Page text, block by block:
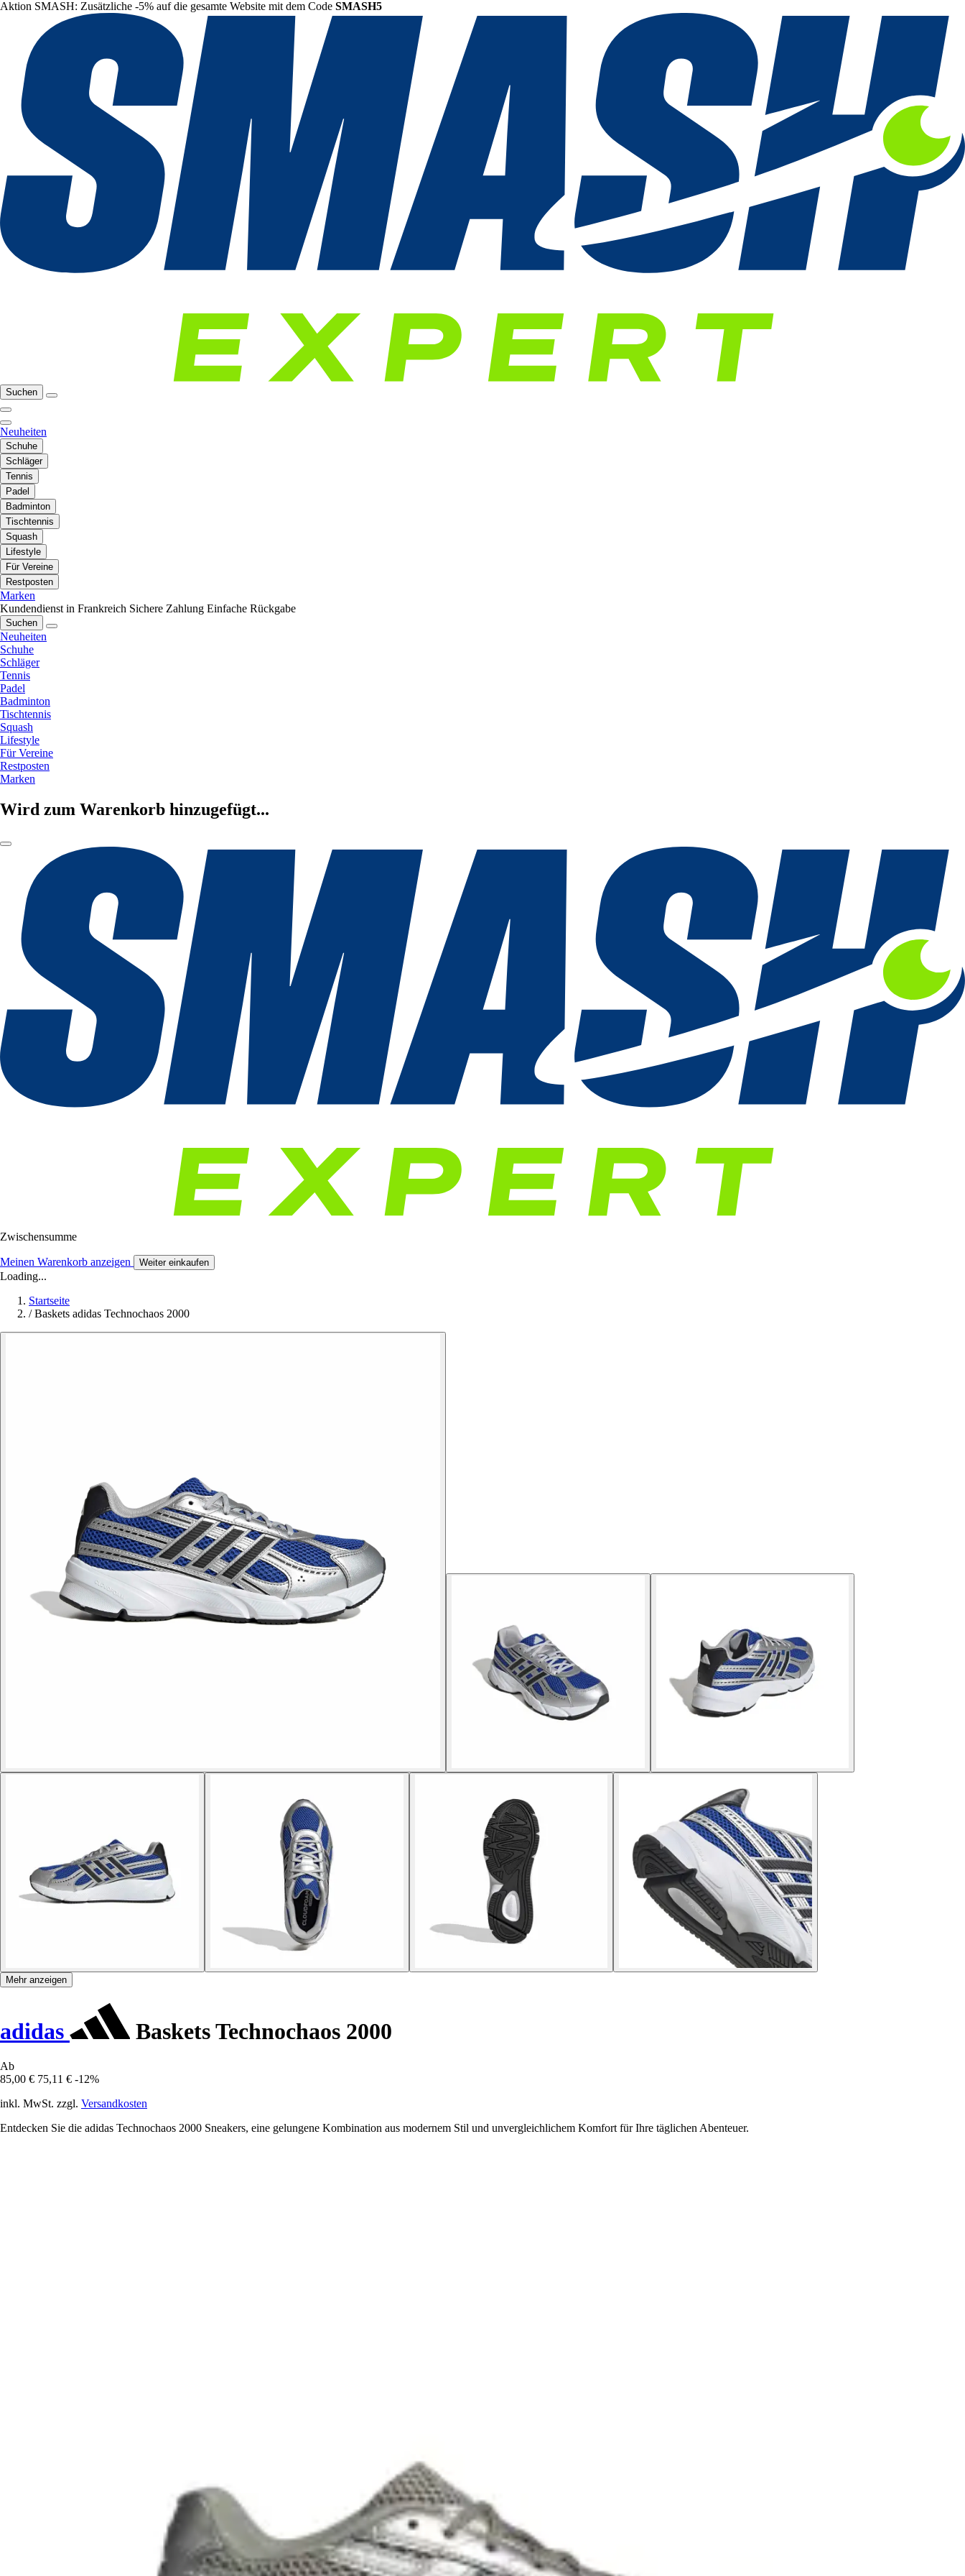
Aktion SMASH: Zusätzliche -5% auf die gesamte Website mit dem Code SMASH5
Suchen
Neuheiten
Schuhe
Schläger
Tennis
Padel
Badminton
Tischtennis
Squash
Lifestyle
Für Vereine
Restposten
Marken
Kundendienst in Frankreich Sichere Zahlung Einfache Rückgabe
Suchen
Neuheiten
Schuhe
Schläger
Tennis
Padel
Badminton
Tischtennis
Squash
Lifestyle
Für Vereine
Restposten
Marken
Wird zum Warenkorb hinzugefügt...
Zwischensumme
Meinen Warenkorb anzeigen Weiter einkaufen
Loading...
Startseite
/ Baskets adidas Technochaos 2000
Mehr anzeigen
adidas Baskets Technochaos 2000
Ab
85,00 € 75,11 € -12%
inkl. MwSt. zzgl. Versandkosten
Entdecken Sie die adidas Technochaos 2000 Sneakers, eine gelungene Kombination aus modernem Stil und unvergleichlichem Komfort für Ihre täglichen Abenteuer.